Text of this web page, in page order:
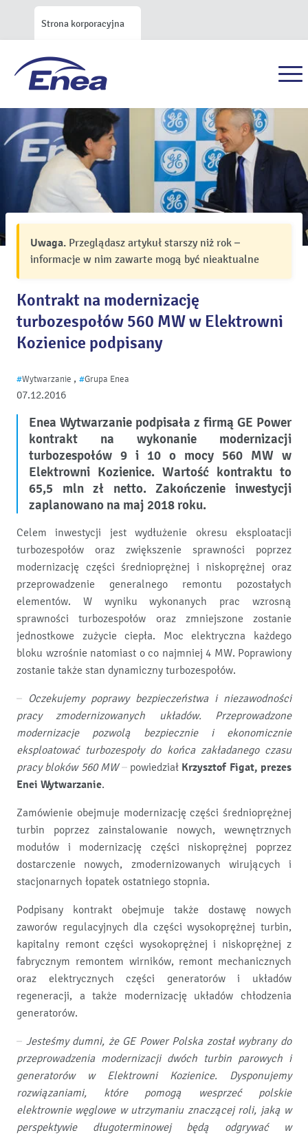
Strona korporacyjna
Uwaga. Przeglądasz artykuł starszy niż rok –
informacje w nim zawarte mogą być nieaktualne
Kontrakt na modernizację
turbozespołów 560 MW w Elektrowni
Kozienice podpisany
07.12.2016
#Wytwarzanie , #Grupa Enea
Enea Wytwarzanie podpisała z firmą GE Power
kontrakt na wykonanie modernizacji
turbozespołów 9 i 10 o mocy 560 MW w
Elektrowni Kozienice. Wartość kontraktu to
65,5 mln zł netto. Zakończenie inwestycji
zaplanowano na maj 2018 roku.
Celem inwestycji jest wydłużenie okresu eksploatacji
turbozespołów oraz zwiększenie sprawności poprzez
modernizację części średnioprężnej i niskoprężnej oraz
przeprowadzenie generalnego remontu pozostałych
elementów. W wyniku wykonanych prac wzrosną
sprawności turbozespołów oraz zmniejszone zostanie
jednostkowe zużycie ciepła. Moc elektryczna każdego
bloku wzrośnie natomiast o co najmniej 4 MW. Poprawiony
zostanie także stan dynamiczny turbozespołów.
– Oczekujemy poprawy bezpieczeństwa i niezawodności
pracy zmodernizowanych układów. Przeprowadzone
modernizacje pozwolą bezpiecznie i ekonomicznie
eksploatować turbozespoły do końca zakładanego czasu
pracy bloków 560 MW– powiedział Krzysztof Figat, prezes
Enei Wytwarzanie.
Zamówienie obejmuje modernizację części średnioprężnej
turbin poprzez zainstalowanie nowych, wewnętrznych
modułów i modernizację części niskoprężnej poprzez
dostarczenie nowych, zmodernizowanych wirujących i
stacjonarnych łopatek ostatniego stopnia.
Podpisany kontrakt obejmuje także dostawę nowych
zaworów regulacyjnych dla części wysokoprężnej turbin,
kapitalny remont części wysokoprężnej i niskoprężnej z
fabrycznym remontem wirników, remont mechanicznych
oraz elektrycznych części generatorów i układów
regeneracji, a także modernizację układów chłodzenia
generatorów.
– Jesteśmy dumni, że GE Power Polska został wybrany do
przeprowadzenia modernizacji dwóch turbin parowych i
generatorów w Elektrowni Kozienice. Dysponujemy
rozwiązaniami, które pomogą wesprzeć polskie
elektrownie węglowe w utrzymaniu znaczącej roli, jaką w
perspektywie długoterminowej będą odgrywać w